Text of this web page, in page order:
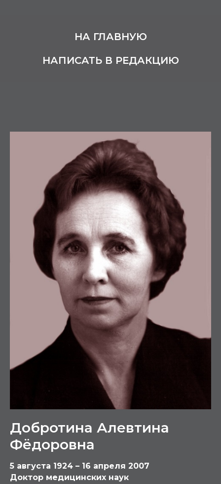
НА ГЛАВНУЮ
НАПИСАТЬ В РЕДАКЦИЮ
Добротина Алевтина
Фёдоровна
5 августа 1924 – 16 апреля 2007
Доктор медицинских наук